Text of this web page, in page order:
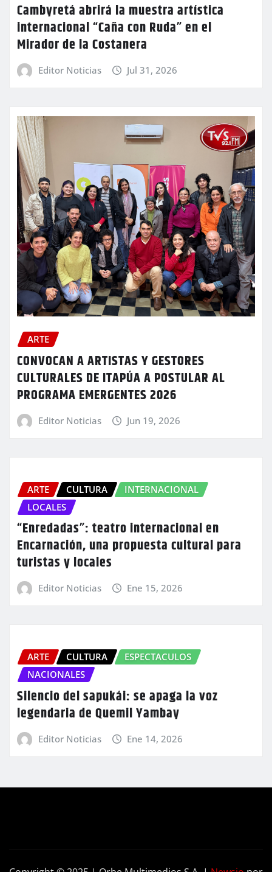
Cambyretá abrirá la muestra artística
internacional “Caña con Ruda” en el
Mirador de la Costanera
Editor Noticias Jul 31, 2026
ARTE
CONVOCAN A ARTISTAS Y GESTORES
CULTURALES DE ITAPÚA A POSTULAR AL
PROGRAMA EMERGENTES 2026
Editor Noticias Jun 19, 2026
ARTE CULTURA
INTERNACIONAL
LOCALES
“Enredadas”: teatro internacional en
Encarnación, una propuesta cultural para
turistas y locales
Editor Noticias Ene 15, 2026
ARTE CULTURA
ESPECTACULOS
NACIONALES
Silencio del sapukái: se apaga la voz
legendaria de Quemil Yambay
Editor Noticias Ene 14, 2026